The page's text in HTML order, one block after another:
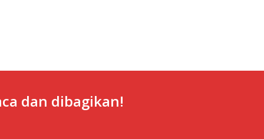
dan dibagikan!